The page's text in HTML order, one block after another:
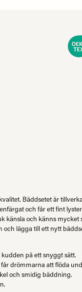
Bäddsetet är
och får ett fint lyster
känsla och känns mycket
och lägga till ett nytt
på ett snyggt sätt.
drömmarna att flöda
och smidig bäddning.